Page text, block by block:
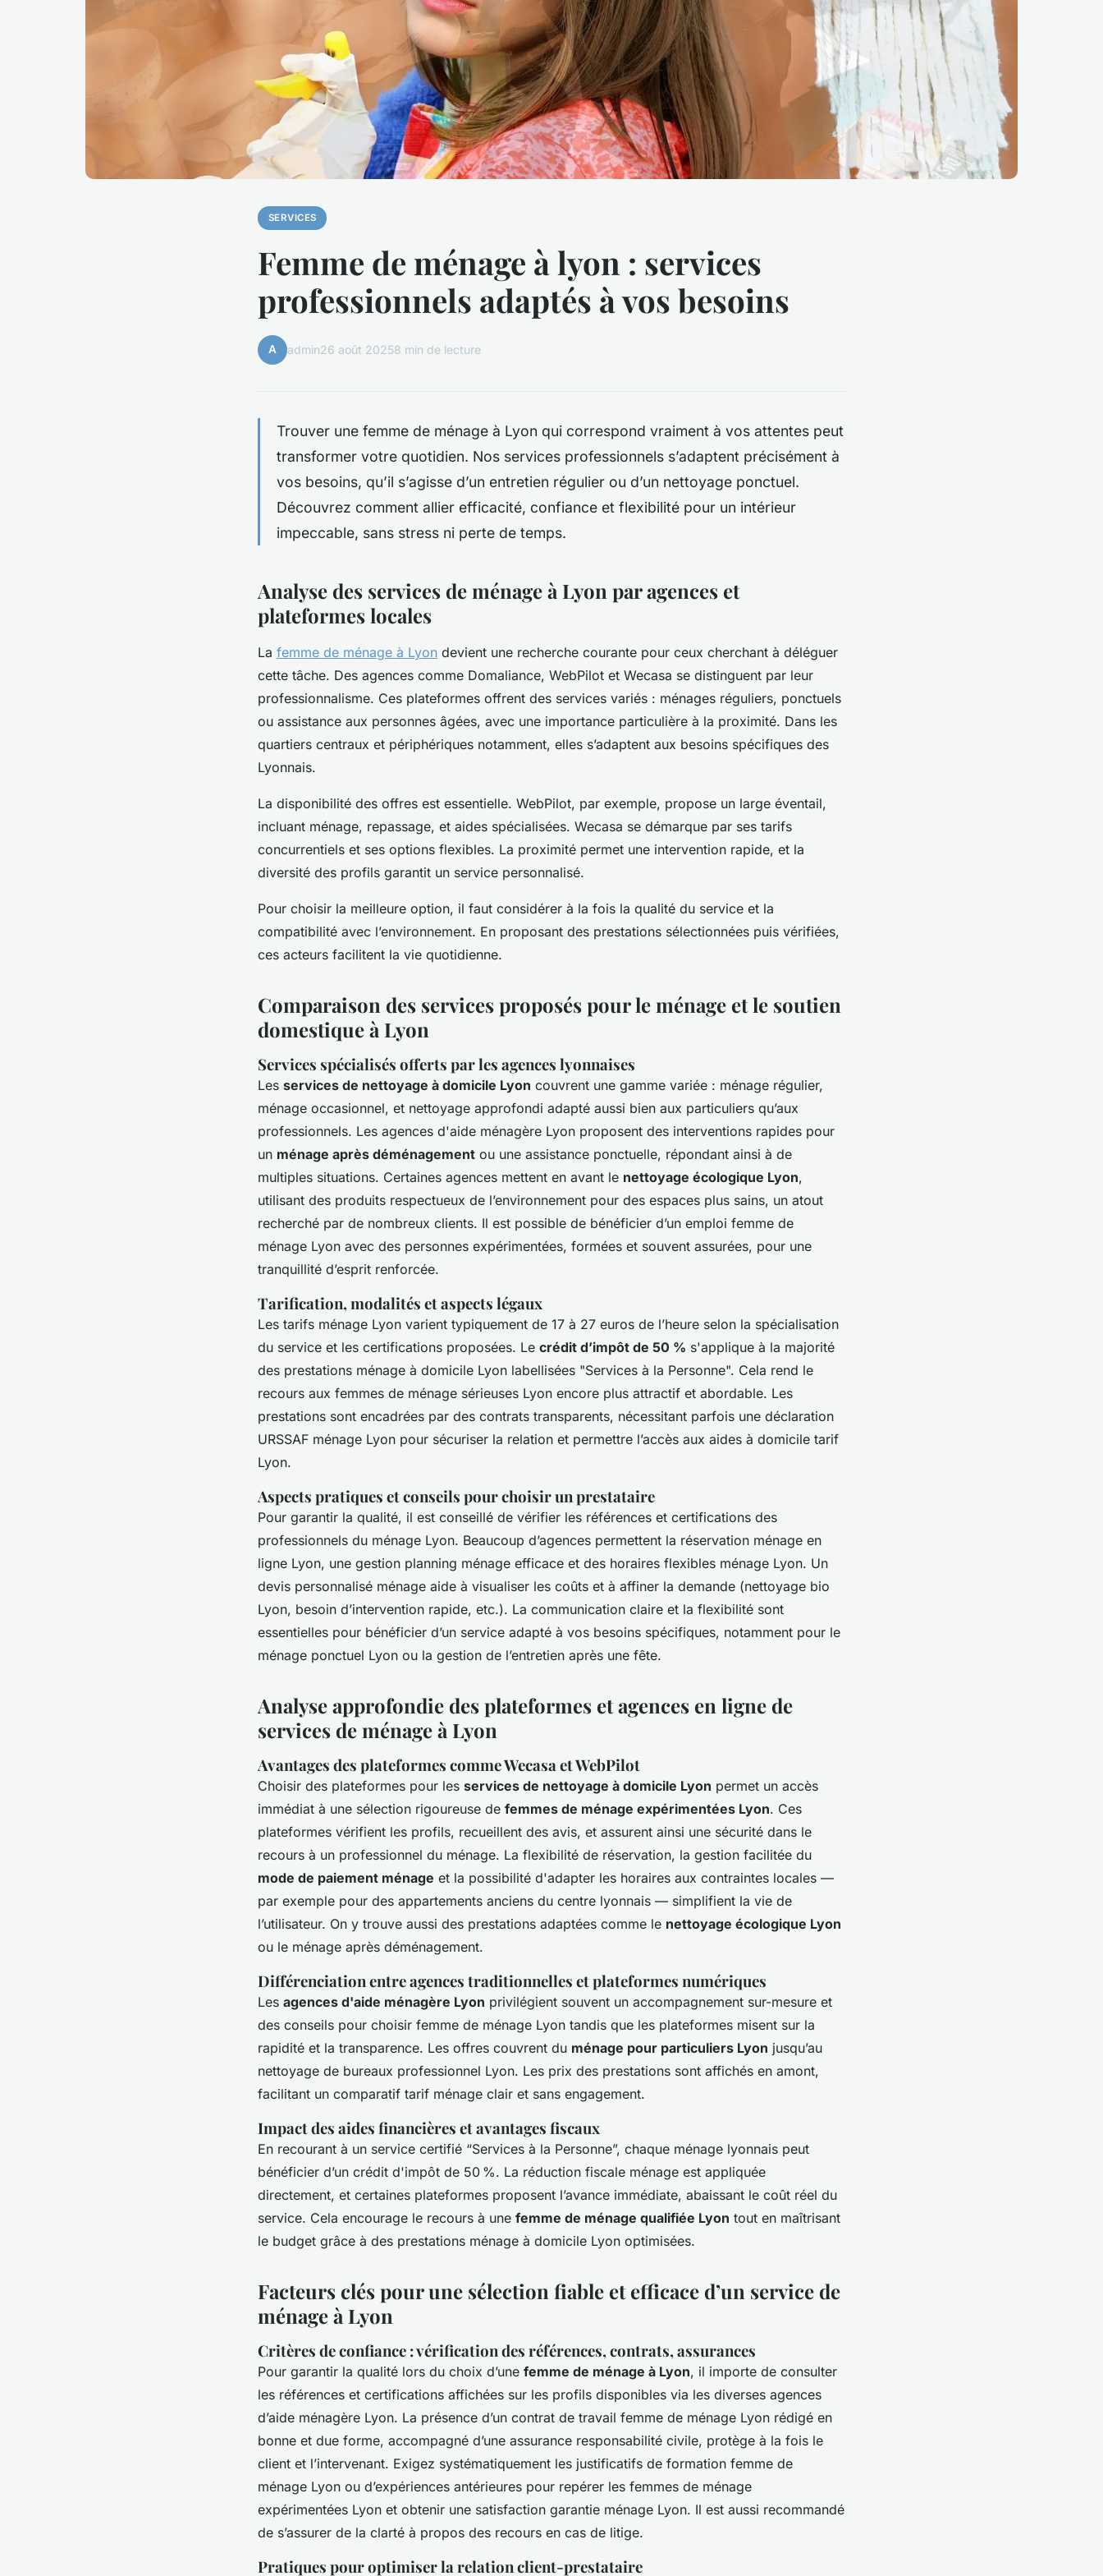
SERVICES
Femme de ménage à lyon : services
professionnels adaptés à vos besoins
A admin26 août 20258 min de lecture
Trouver une femme de ménage à Lyon qui correspond vraiment à vos attentes peut
transformer votre quotidien. Nos services professionnels s’adaptent précisément à
vos besoins, qu’il s’agisse d’un entretien régulier ou d’un nettoyage ponctuel.
Découvrez comment allier efficacité, confiance et flexibilité pour un intérieur
impeccable, sans stress ni perte de temps.
Analyse des services de ménage à Lyon par agences et
plateformes locales
La femme de ménage à Lyon devient une recherche courante pour ceux cherchant à déléguer
cette tâche. Des agences comme Domaliance, WebPilot et Wecasa se distinguent par leur
professionnalisme. Ces plateformes offrent des services variés : ménages réguliers, ponctuels
ou assistance aux personnes âgées, avec une importance particulière à la proximité. Dans les
quartiers centraux et périphériques notamment, elles s’adaptent aux besoins spécifiques des
Lyonnais.
La disponibilité des offres est essentielle. WebPilot, par exemple, propose un large éventail,
incluant ménage, repassage, et aides spécialisées. Wecasa se démarque par ses tarifs
concurrentiels et ses options flexibles. La proximité permet une intervention rapide, et la
diversité des profils garantit un service personnalisé.
Pour choisir la meilleure option, il faut considérer à la fois la qualité du service et la
compatibilité avec l’environnement. En proposant des prestations sélectionnées puis vérifiées,
ces acteurs facilitent la vie quotidienne.
Comparaison des services proposés pour le ménage et le soutien
domestique à Lyon
Services spécialisés offerts par les agences lyonnaises
Les services de nettoyage à domicile Lyon couvrent une gamme variée : ménage régulier,
ménage occasionnel, et nettoyage approfondi adapté aussi bien aux particuliers qu’aux
professionnels. Les agences d'aide ménagère Lyon proposent des interventions rapides pour
un ménage après déménagement ou une assistance ponctuelle, répondant ainsi à de
multiples situations. Certaines agences mettent en avant le nettoyage écologique Lyon,
utilisant des produits respectueux de l’environnement pour des espaces plus sains, un atout
recherché par de nombreux clients. Il est possible de bénéficier d’un emploi femme de
ménage Lyon avec des personnes expérimentées, formées et souvent assurées, pour une
tranquillité d’esprit renforcée.
Tarification, modalités et aspects légaux
Les tarifs ménage Lyon varient typiquement de 17 à 27 euros de l’heure selon la spécialisation
du service et les certifications proposées. Le crédit d’impôt de 50 % s'applique à la majorité
des prestations ménage à domicile Lyon labellisées "Services à la Personne". Cela rend le
recours aux femmes de ménage sérieuses Lyon encore plus attractif et abordable. Les
prestations sont encadrées par des contrats transparents, nécessitant parfois une déclaration
URSSAF ménage Lyon pour sécuriser la relation et permettre l’accès aux aides à domicile tarif
Lyon.
Aspects pratiques et conseils pour choisir un prestataire
Pour garantir la qualité, il est conseillé de vérifier les références et certifications des
professionnels du ménage Lyon. Beaucoup d’agences permettent la réservation ménage en
ligne Lyon, une gestion planning ménage efficace et des horaires flexibles ménage Lyon. Un
devis personnalisé ménage aide à visualiser les coûts et à affiner la demande (nettoyage bio
Lyon, besoin d’intervention rapide, etc.). La communication claire et la flexibilité sont
essentielles pour bénéficier d’un service adapté à vos besoins spécifiques, notamment pour le
ménage ponctuel Lyon ou la gestion de l’entretien après une fête.
Analyse approfondie des plateformes et agences en ligne de
services de ménage à Lyon
Avantages des plateformes comme Wecasa et WebPilot
Choisir des plateformes pour les services de nettoyage à domicile Lyon permet un accès
immédiat à une sélection rigoureuse de femmes de ménage expérimentées Lyon. Ces
plateformes vérifient les profils, recueillent des avis, et assurent ainsi une sécurité dans le
recours à un professionnel du ménage. La flexibilité de réservation, la gestion facilitée du
mode de paiement ménage et la possibilité d'adapter les horaires aux contraintes locales —
par exemple pour des appartements anciens du centre lyonnais — simplifient la vie de
l’utilisateur. On y trouve aussi des prestations adaptées comme le nettoyage écologique Lyon
ou le ménage après déménagement.
Différenciation entre agences traditionnelles et plateformes numériques
Les agences d'aide ménagère Lyon privilégient souvent un accompagnement sur-mesure et
des conseils pour choisir femme de ménage Lyon tandis que les plateformes misent sur la
rapidité et la transparence. Les offres couvrent du ménage pour particuliers Lyon jusqu’au
nettoyage de bureaux professionnel Lyon. Les prix des prestations sont affichés en amont,
facilitant un comparatif tarif ménage clair et sans engagement.
Impact des aides financières et avantages fiscaux
En recourant à un service certifié “Services à la Personne”, chaque ménage lyonnais peut
bénéficier d’un crédit d'impôt de 50 %. La réduction fiscale ménage est appliquée
directement, et certaines plateformes proposent l’avance immédiate, abaissant le coût réel du
service. Cela encourage le recours à une femme de ménage qualifiée Lyon tout en maîtrisant
le budget grâce à des prestations ménage à domicile Lyon optimisées.
Facteurs clés pour une sélection fiable et efficace d’un service de
ménage à Lyon
Critères de confiance : vérification des références, contrats, assurances
Pour garantir la qualité lors du choix d’une femme de ménage à Lyon, il importe de consulter
les références et certifications affichées sur les profils disponibles via les diverses agences
d’aide ménagère Lyon. La présence d’un contrat de travail femme de ménage Lyon rédigé en
bonne et due forme, accompagné d’une assurance responsabilité civile, protège à la fois le
client et l’intervenant. Exigez systématiquement les justificatifs de formation femme de
ménage Lyon ou d’expériences antérieures pour repérer les femmes de ménage
expérimentées Lyon et obtenir une satisfaction garantie ménage Lyon. Il est aussi recommandé
de s’assurer de la clarté à propos des recours en cas de litige.
Pratiques pour optimiser la relation client-prestataire